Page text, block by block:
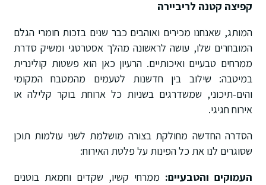
קפיצה קטנה לריביירה
המותג, שאנחנו מכירים ואוהבים כבר שנים בזכות חומרי הגלם
המובחרים שלו, עושה לראשונה מהלך אסטרטגי ומשיק סדרת
ממרחים טבעיים ואיכותיים. הרעיון כאן הוא פשטות קולינרית
במיטבה: שילוב בין חדשנות לטעמים מהמטבח המקומי
והים-תיכוני, שמשדרגים בשניות כל ארוחת בוקר קלילה או
אירוח חגיגי.
הסדרה החדשה מחולקת בצורה מושלמת לשני עולמות תוכן
שסוגרים לנו את כל הפינות על פלטת האירוח:
העמוקים והטבעיים: ממרחי קשיו, שקדים וחמאת בוטנים